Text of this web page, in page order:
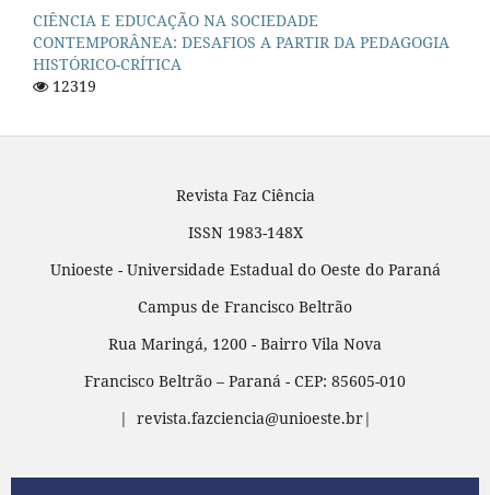
CIÊNCIA E EDUCAÇÃO NA SOCIEDADE
CONTEMPORÂNEA: DESAFIOS A PARTIR DA PEDAGOGIA
HISTÓRICO-CRÍTICA
12319
Revista Faz Ciência
ISSN 1983-148X
Unioeste - Universidade Estadual do Oeste do Paraná
Campus de Francisco Beltrão
Rua Maringá, 1200 - Bairro Vila Nova
Francisco Beltrão – Paraná - CEP: 85605-010
| revista.fazciencia@unioeste.br|